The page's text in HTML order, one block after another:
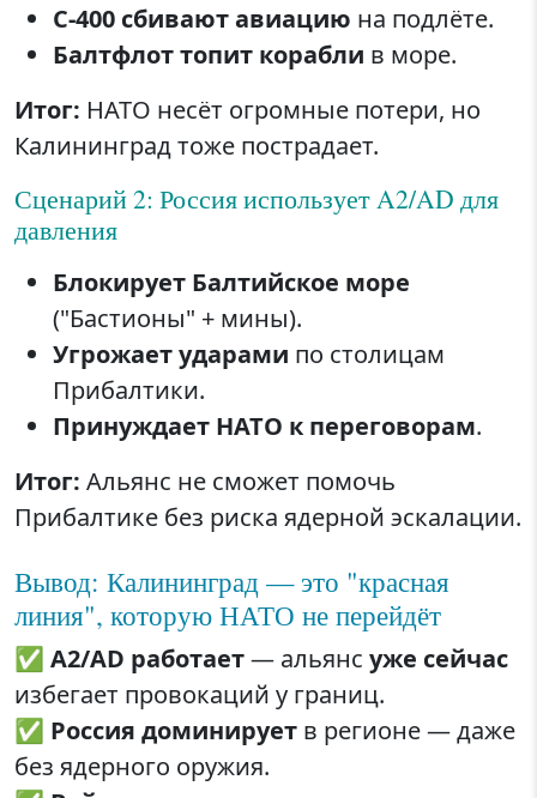
С-400 сбивают авиацию на подлёте.
Балтфлот топит корабли в море.
Итог: НАТО несёт огромные потери, но
Калининград тоже пострадает.
Сценарий 2: Россия использует A2/AD для
давления
Блокирует Балтийское море
("Бастионы" + мины).
Угрожает ударами по столицам
Прибалтики.
Принуждает НАТО к переговорам.
Итог: Альянс не сможет помочь
Прибалтике без риска ядерной эскалации.
Вывод: Калининград — это "красная
линия", которую НАТО не перейдёт
✅ A2/AD работает— альянс уже сейчас
избегает провокаций у границ.
✅ Россия доминирует в регионе — даже
без ядерного оружия.